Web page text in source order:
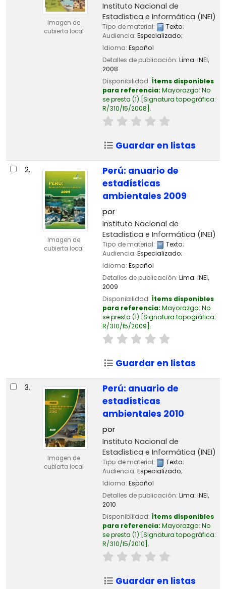
Imagen de
cubierta local
Instituto Nacional de
Estadística e Informática (INEI)
Tipo de material: Texto;
Audiencia: Especializado;
Idioma: Español
Detalles de publicación: Lima: INEI,
2008
Disponibilidad: Ítems disponibles
para referencia: Mayorazgo: No
se presta (1) Signatura topográfica:
R/310/I5/2008 .
Guardar en listas
2.
Imagen de
cubierta local
Perú: anuario de
estadísticas
ambientales 2009
por
Instituto Nacional de
Estadística e Informática (INEI)
Tipo de material: Texto;
Audiencia: Especializado;
Idioma: Español
Detalles de publicación: Lima: INEI,
2009
Disponibilidad: Ítems disponibles
para referencia: Mayorazgo: No
se presta (1) Signatura topográfica:
R/310/I5/2009 .
Guardar en listas
3.
Imagen de
cubierta local
Perú: anuario de
estadísticas
ambientales 2010
por
Instituto Nacional de
Estadística e Informática (INEI)
Tipo de material: Texto;
Audiencia: Especializado;
Idioma: Español
Detalles de publicación: Lima: INEI,
2010
Disponibilidad: Ítems disponibles
para referencia: Mayorazgo: No
se presta (1) Signatura topográfica:
R/310/I5/2010 .
Guardar en listas